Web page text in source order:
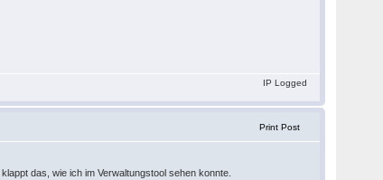
IP Logged
Print Post
das, wie ich im Verwaltungstool sehen konnte.